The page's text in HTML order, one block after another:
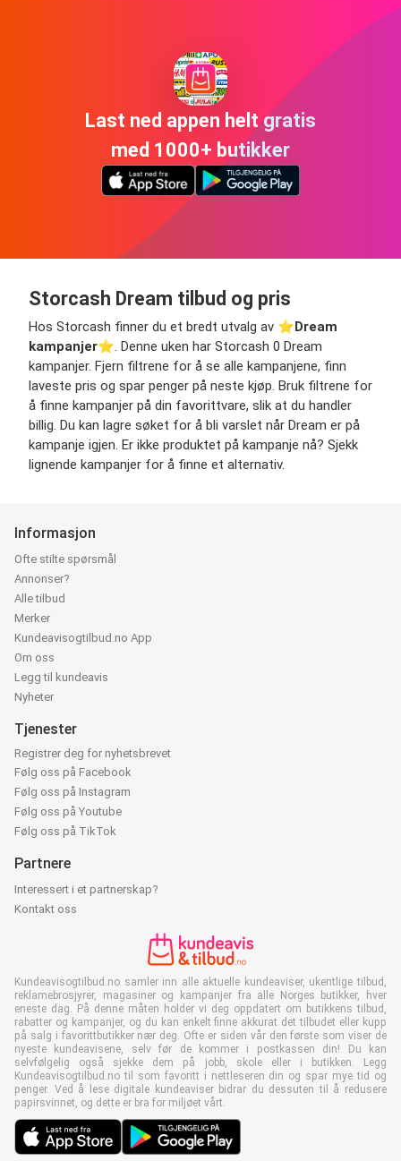
Last ned appen helt gratis
med 1000+ butikker
Storcash Dream tilbud og pris
Hos Storcash finner du et bredt utvalg av ⭐️Dream
kampanjer⭐️. Denne uken har Storcash 0 Dream
kampanjer. Fjern filtrene for å se alle kampanjene, finn
laveste pris og spar penger på neste kjøp. Bruk filtrene for
å finne kampanjer på din favorittvare, slik at du handler
billig. Du kan lagre søket for å bli varslet når Dream er på
kampanje igjen. Er ikke produktet på kampanje nå? Sjekk
lignende kampanjer for å finne et alternativ.
Informasjon
Ofte stilte spørsmål
Annonser?
Alle tilbud
Merker
Kundeavisogtilbud.no App
Om oss
Legg til kundeavis
Nyheter
Tjenester
Registrer deg for nyhetsbrevet
Følg oss på Facebook
Følg oss på Instagram
Følg oss på Youtube
Følg oss på TikTok
Partnere
Interessert i et partnerskap?
Kontakt oss
Kundeavisogtilbud.no samler inn alle aktuelle kundeaviser, ukentlige tilbud,
reklamebrosjyrer, magasiner og kampanjer fra alle Norges butikker, hver
eneste dag. På denne måten holder vi deg oppdatert om butikkens tilbud,
rabatter og kampanjer, og du kan enkelt finne akkurat det tilbudet eller kupp
på salg i favorittbutikker nær deg. Ofte er siden vår den første som viser de
nyeste kundeavisene, selv før de kommer i postkassen din! Du kan
selvfølgelig også sjekke dem på jobb, skole eller i butikken. Legg
Kundeavisogtilbud.no til som favoritt i nettleseren din og spar mye tid og
penger. Ved å lese digitale kundeaviser bidrar du dessuten til å redusere
papirsvinnet, og dette er bra for miljøet vårt.